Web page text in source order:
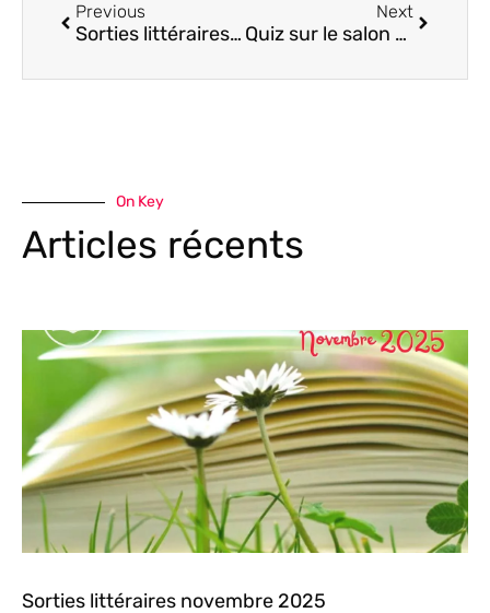
Previous
Sorties littéraires juillet 2024
Next
Quiz sur le salon du livre de Damgan 08.2024
On Key
Articles récents
Sorties littéraires novembre 2025